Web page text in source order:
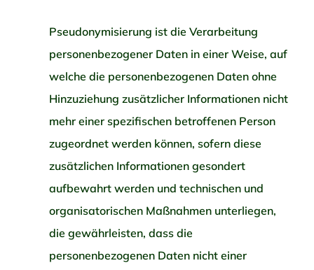
Pseudonymisierung ist die Verarbeitung
personenbezogener Daten in einer Weise, auf
welche die personenbezogenen Daten ohne
Hinzuziehung zusätzlicher Informationen nicht
mehr einer spezifischen betroffenen Person
zugeordnet werden können, sofern diese
zusätzlichen Informationen gesondert
aufbewahrt werden und technischen und
organisatorischen Maßnahmen unterliegen,
die gewährleisten, dass die
personenbezogenen Daten nicht einer